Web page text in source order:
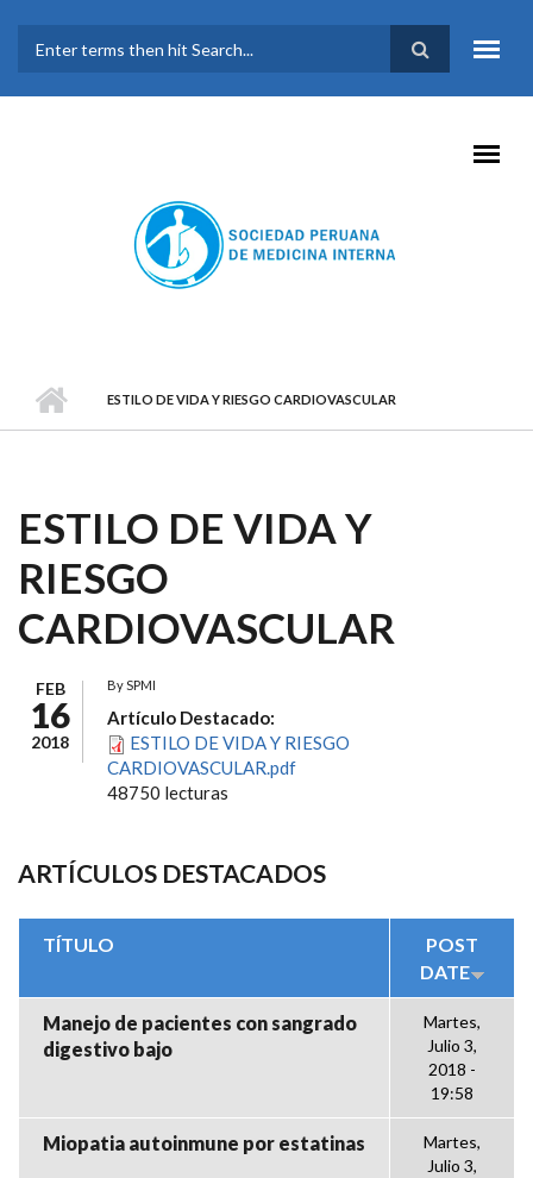
FORMULARIO DE
BÚSQUEDA
ESTILO DE VIDA Y RIESGO CARDIOVASCULAR
ESTILO DE VIDA Y
RIESGO
CARDIOVASCULAR
FEB
16
2018
BySPMI
Artículo Destacado:
ESTILO DE VIDA Y RIESGO
CARDIOVASCULAR.pdf
48750 lecturas
ARTÍCULOS DESTACADOS
TÍTULO
POST
DATE
Manejo de pacientes con sangrado
digestivo bajo
Martes,
Julio 3,
2018 -
19:58
Miopatia autoinmune por estatinas
Martes,
Julio 3,